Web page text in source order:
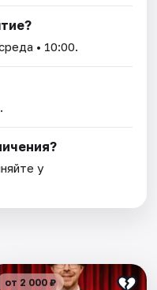
• 10:00.
у
от 2 000 ₽